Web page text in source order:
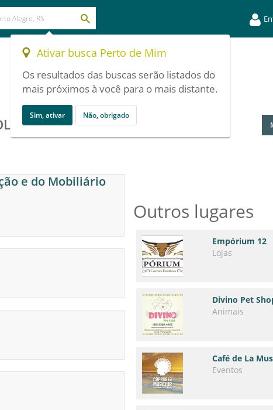
Ativar busca Perto de Mim
Os resultados das buscas serão listados do
mais próximos à você para o mais distante.
Sim, ativar Não, obrigado
SC
e do Mobiliário
Outros lugares
Empórium 12
Lojas
Divino Pet
Animais
Café de La
Eventos